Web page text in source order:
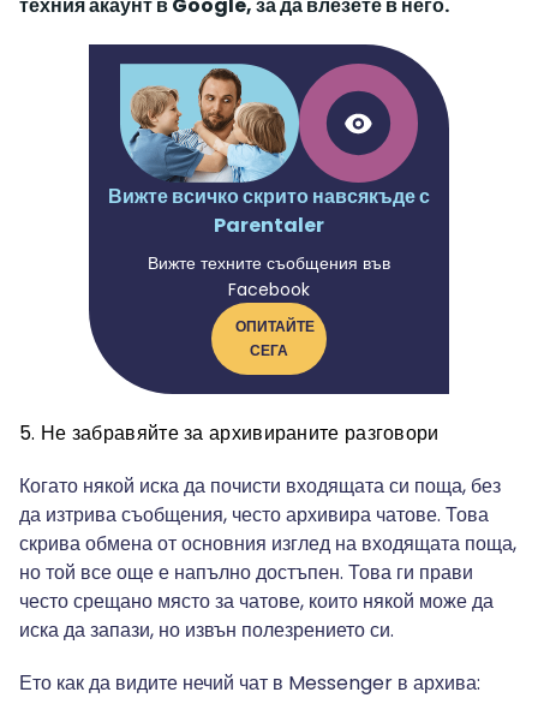
техния акаунт в Google, за да влезете в него.
Вижте всичко скрито навсякъде с
Parentaler
Вижте техните съобщения във
Facebook
ОПИТАЙТЕ
СЕГА
5. Не забравяйте за архивираните разговори
Когато някой иска да почисти входящата си поща, без
да изтрива съобщения, често архивира чатове. Това
скрива обмена от основния изглед на входящата поща,
но той все още е напълно достъпен. Това ги прави
често срещано място за чатове, които някой може да
иска да запази, но извън полезрението си.
Ето как да видите нечий чат в Messenger в архива: